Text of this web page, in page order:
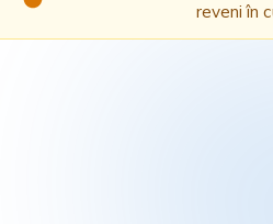
reveni în